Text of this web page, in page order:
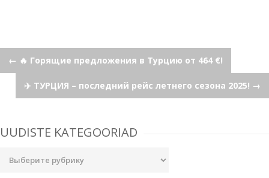
Навигация
по
записям
← 🔥 Горящие предложения в Турцию от 464 €!
✈️ ТУРЦИЯ – последний рейс летнего сезона 2025! →
UUDISTE KATEGOORIAD
kategooriad